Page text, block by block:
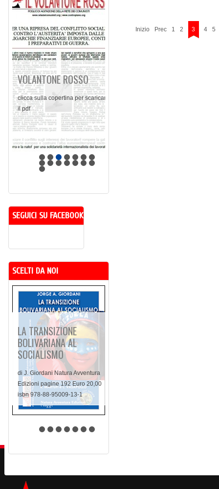
Inizio Prec 1 2 3 4 5
VOLANTONE ROSSO
clicca sulla copertina per scaricare
il pdf
SEGUICI SU FACEBOOK
SCELTI DA NOI
LA TRANSIZIONE
BOLIVARIANA AL
SOCIALISMO
di J. Giordani Natura Avventura
Edizioni pagine 192 Euro 20,00
isbn 978-88-95009-13-1